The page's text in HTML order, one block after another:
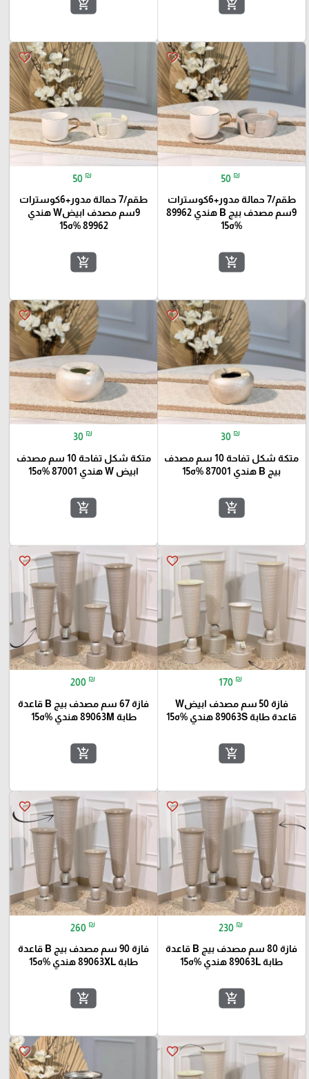
add_shopping_cart
add_shopping_cart
favorite_border
50 ₪
طقم/7 حمالة مدور+6كوسترات
9سم مصدف بيج B هندي 89962
%ه15
add_shopping_cart
favorite_border
50 ₪
طقم/7 حمالة مدور+6كوسترات
9سم مصدف ابيضW هندي
89962 %ه15
add_shopping_cart
favorite_border
30 ₪
متكة شكل تفاحة 10 سم مصدف
بيج B هندي 87001 %ه15
add_shopping_cart
favorite_border
30 ₪
متكة شكل تفاحة 10 سم مصدف
ابيض W هندي 87001 %ه15
add_shopping_cart
favorite_border
170 ₪
فازة 50 سم مصدف ابيضW
قاعدة طابة 89063S هندي %ه15
add_shopping_cart
favorite_border
200 ₪
فازة 67 سم مصدف بيج B قاعدة
طابة 89063M هندي %ه15
add_shopping_cart
favorite_border
230 ₪
فازة 80 سم مصدف بيج B قاعدة
طابة 89063L هندي %ه15
add_shopping_cart
favorite_border
260 ₪
فازة 90 سم مصدف بيج B قاعدة
طابة 89063XL هندي %ه15
add_shopping_cart
favorite_border
favorite_border